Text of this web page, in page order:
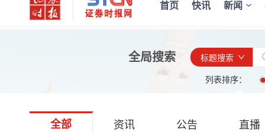
首页 快讯 新闻
全局搜索
标题搜索
列表排序：
全部 资讯 公告 直播